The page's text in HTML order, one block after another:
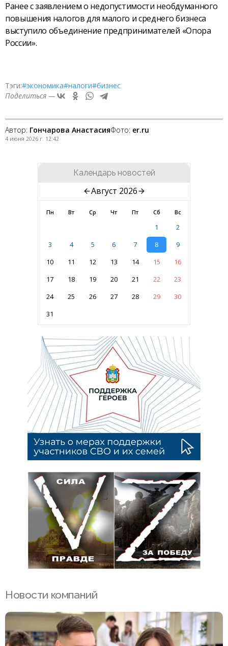
Ранее с заявлением о недопустимости необдуманного
повышения налогов для малого и среднего бизнеса
выступило объединение предпринимателей «Опора
России».
Тэги:#экономика#налоги#бизнес
Поделиться —
Автор: Гончарова АнастасияФото: er.ru
4 июня 2026 г. 12:42
Календарь новостей
Август 2026
Пн Вт Ср Чт Пт Сб Вс
1
2
3
4 5 6 7 8
9
10
11 12 13 14 15
16
17
18 19 20 21 22
23
24
25 26 27 28 29
30
31
Новости компаний